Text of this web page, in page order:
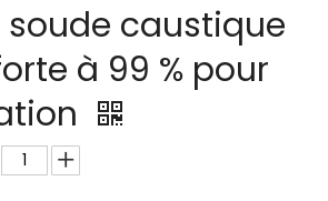
soude caustique
à 99 % pour